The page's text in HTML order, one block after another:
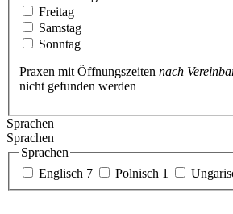
Freitag
Samstag
Sonntag
Praxen mit Öffnungszeiten nach
nicht gefunden werden
Sprachen
Sprachen
Sprachen
Englisch 7 Polnisch 1